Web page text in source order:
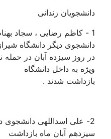
دانشجویان زندانی
1 - کاظم رضایی ، سجاد
دانشجوی دیگر دانشگاه شیراز
در روز سیزده آبان در
ویژه به داخل دانشگاه
بازداشت شدند .
2- علی اسداللهی
سیزدهم آبان ماه بازداشت